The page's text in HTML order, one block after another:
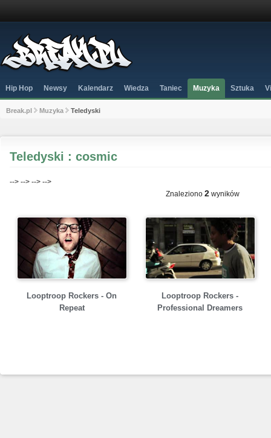
Hip Hop Newsy Kalendarz Wiedza Taniec Muzyka Sztuka
Break.pl Muzyka Teledyski
Teledyski : cosmic
--> --> --> -->
Znaleziono 2 wyników
Looptroop Rockers - On
Repeat
Looptroop Rockers -
Professional Dreamers